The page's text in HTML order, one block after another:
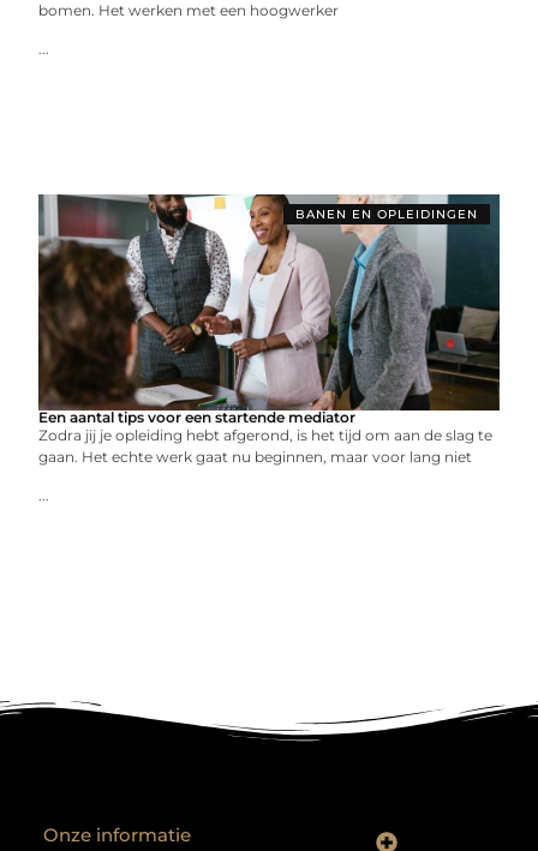
bomen. Het werken met een hoogwerker
...
BANEN EN OPLEIDINGEN
Een aantal tips voor een startende mediator
Zodra jij je opleiding hebt afgerond, is het tijd om aan de slag te
gaan. Het echte werk gaat nu beginnen, maar voor lang niet
...
Onze informatie